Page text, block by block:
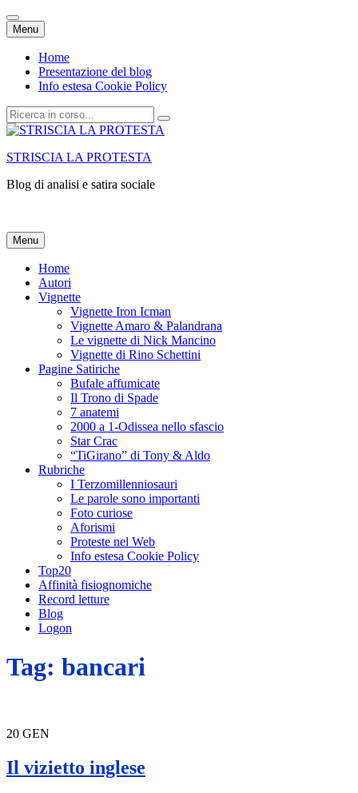
Menu Vai
al
contenuto
Home
Presentazione del blog
Info estesa Cookie Policy
Cerca:
STRISCIA LA PROTESTA
Blog di analisi e satira sociale
Menu Vai
al
contenuto
Home
Autori
Vignette
Vignette Iron Icman
Vignette Amaro & Palandrana
Le vignette di Nick Mancino
Vignette di Rino Schettini
Pagine Satiriche
Bufale affumicate
Il Trono di Spade
7 anatemi
2000 a 1-Odissea nello sfascio
Star Crac
“TiGirano” di Tony & Aldo
Rubriche
I Terzomillenniosauri
Le parole sono importanti
Foto curiose
Aforismi
Proteste nel Web
Info estesa Cookie Policy
Top20
Affinità fisiognomiche
Record letture
Blog
Logon
Tag: bancari
20 GEN
Il vizietto inglese